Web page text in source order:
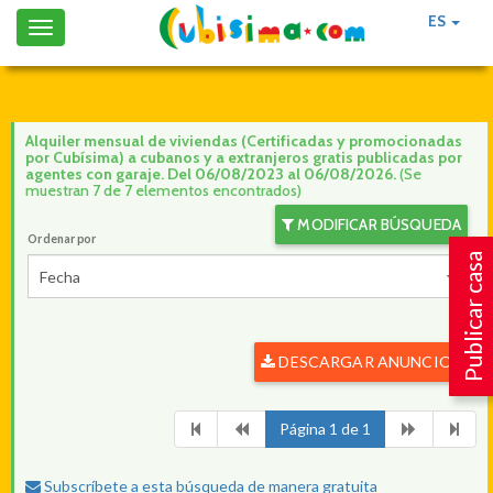
ES
Toggle
navigation
Publicar casa
Alquiler mensual de viviendas (Certificadas y promocionadas
por Cubísima) a cubanos y a extranjeros gratis publicadas por
agentes con garaje. Del 06/08/2023 al 06/08/2026.(Se
muestran 7 de 7 elementos encontrados)
MODIFICAR BÚSQUEDA
Ordenar por
Fecha
DESCARGAR ANUNCIOS
Página 1 de 1
Subscríbete a esta búsqueda de manera gratuita